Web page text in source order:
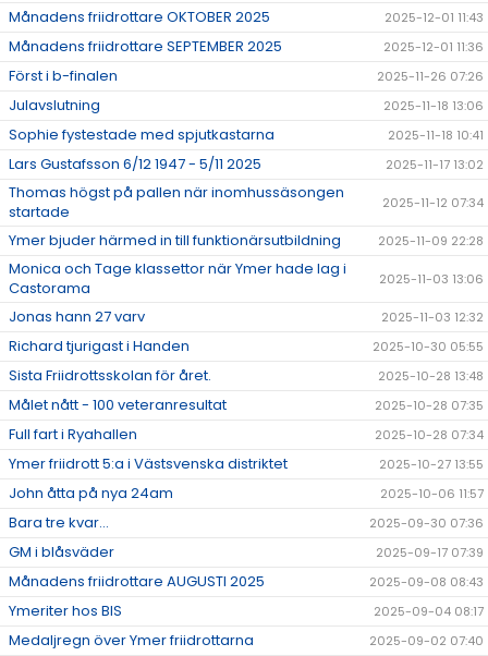
Månadens friidrottare OKTOBER 2025 2025-12-01 11:43
Månadens friidrottare SEPTEMBER 2025 2025-12-01 11:36
Först i b-finalen 2025-11-26 07:26
Julavslutning 2025-11-18 13:06
Sophie fystestade med spjutkastarna 2025-11-18 10:41
Lars Gustafsson 6/12 1947 - 5/11 2025 2025-11-17 13:02
Thomas högst på pallen när inomhussäsongen
startade
2025-11-12 07:34
Ymer bjuder härmed in till funktionärsutbildning 2025-11-09 22:28
Monica och Tage klassettor när Ymer hade lag i
Castorama
2025-11-03 13:06
Jonas hann 27 varv 2025-11-03 12:32
Richard tjurigast i Handen 2025-10-30 05:55
Sista Friidrottsskolan för året. 2025-10-28 13:48
Målet nått - 100 veteranresultat 2025-10-28 07:35
Full fart i Ryahallen 2025-10-28 07:34
Ymer friidrott 5:a i Västsvenska distriktet 2025-10-27 13:55
John åtta på nya 24am 2025-10-06 11:57
Bara tre kvar... 2025-09-30 07:36
GM i blåsväder 2025-09-17 07:39
Månadens friidrottare AUGUSTI 2025 2025-09-08 08:43
Ymeriter hos BIS 2025-09-04 08:17
Medaljregn över Ymer friidrottarna 2025-09-02 07:40